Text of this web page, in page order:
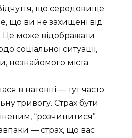
що середовище
що ви не захищені від
Це може відображати
соціальної ситуації,
незнайомого міста.
в натовпі — тут часто
тривогу. Страх бути
“розчинитися”
— страх, що вас